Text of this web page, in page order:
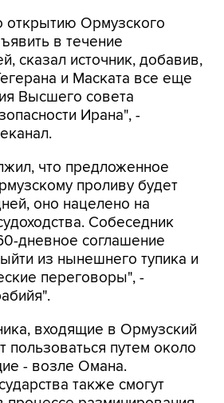
открытию Ормузского
в течение
сказал источник, добавив,
и Маската все еще
Высшего совета
Ирана", -
что предложенное
проливу будет
оно нацелено на
Собеседник
дневное соглашение
из нынешнего тупика и
переговоры", -
входящие в Ормузский
пользоваться путем около
- возле Омана.
также смогут